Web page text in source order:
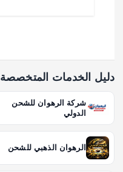
دليل الخدمات المتخصصة
شركة الرهوان للشحن
الدولي
الرهوان الذهبي للشحن